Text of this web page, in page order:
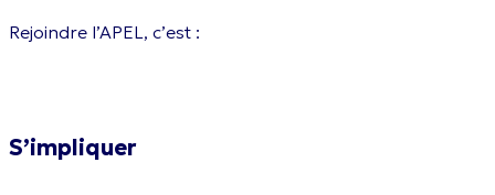
Rejoindre l’APEL, c’est :
S’impliquer